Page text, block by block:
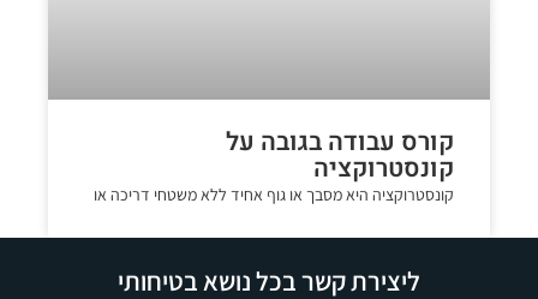
קורס עבודה בגובה על
קונסטרוקציה
קונסטרוקציה היא מסבך או גוף אחיד ללא משטחי דריכה או
ליצירת קשר בכל נושא בטיחותי